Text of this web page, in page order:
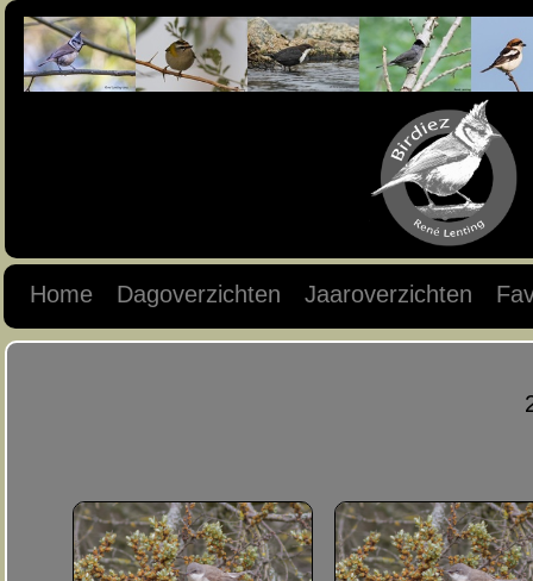
Home Dagoverzichten Jaaroverzichten